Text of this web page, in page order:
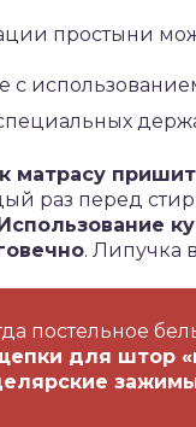
простыни
матрасу
раз перед
. Липучка
постельное
для штор